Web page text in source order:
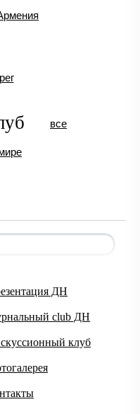
все
ДН
club ДН
клуб